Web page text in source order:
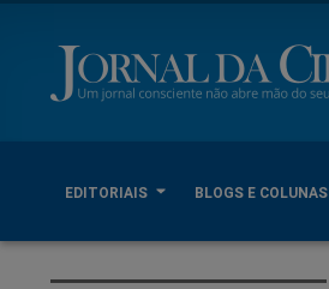
EDITORIAIS BLOGS E COLUNAS